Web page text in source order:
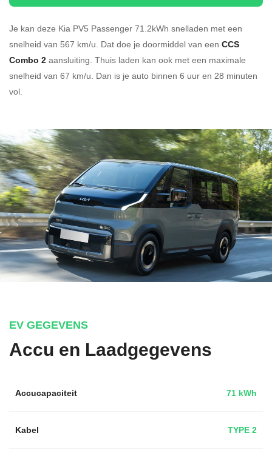
Je kan deze Kia PV5 Passenger 71.2kWh snelladen met een
snelheid van 567 km/u. Dat doe je doormiddel van een CCS
Combo 2 aansluiting. Thuis laden kan ook met een maximale
snelheid van 67 km/u. Dan is je auto binnen 6 uur en 28 minuten
vol.
EV GEGEVENS
Accu en Laadgegevens
Accucapaciteit 71 kWh
Kabel TYPE 2